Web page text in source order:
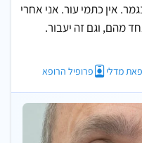
אין כתמי עור. אני אחרי
מהם, וגם זה יעבור.
מדלי פרופיל הרופא